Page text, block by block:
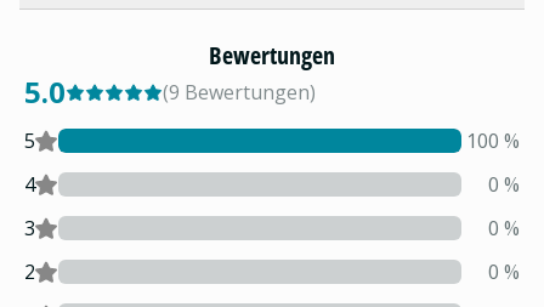
Bewertungen
5.0 (9 Bewertungen)
5
100 %
4
0 %
3
0 %
2
0 %